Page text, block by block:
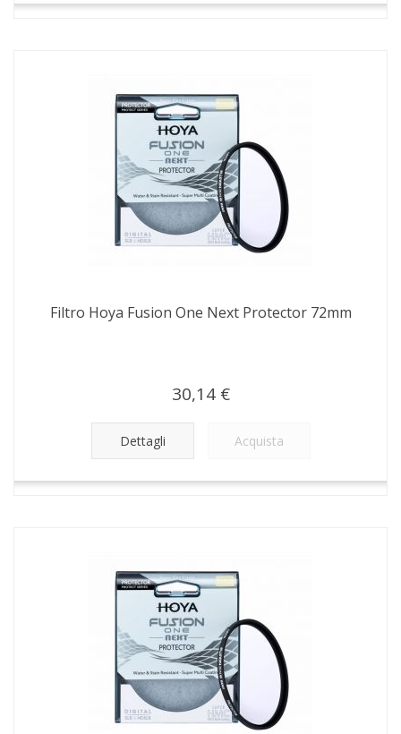
Filtro Hoya Fusion One Next Protector 72mm
30,14 €
Dettagli Acquista